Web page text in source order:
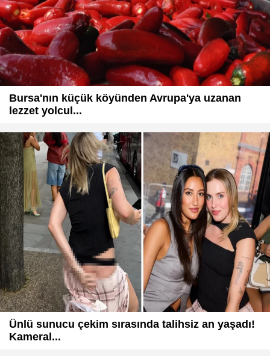
Bursa'nın küçük köyünden Avrupa'ya uzanan
lezzet yolcul...
Ünlü sunucu çekim sırasında talihsiz an yaşadı!
Kameral...